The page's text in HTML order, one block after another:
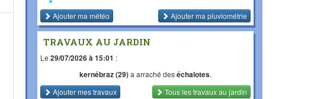
Ajouter ma météo Ajouter ma pluviométrie
TRAVAUX AU JARDIN
Le 29/07/2026 à 15:01 :
kernébraz (29)a arraché deséchalotes.
Ajouter mes travaux
Tous les travauxau jardin